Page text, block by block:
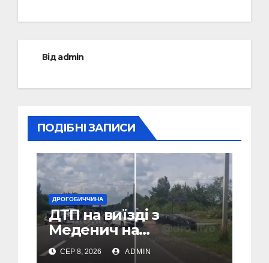
Відadmin
ПОДІБНІ ЗАПИСИ
ДРОГОБИЧЧИНА
ДТП на виїзді з
Меденич на
Дрогобиччині (Відео)
СЕР 8, 2026 ADMIN